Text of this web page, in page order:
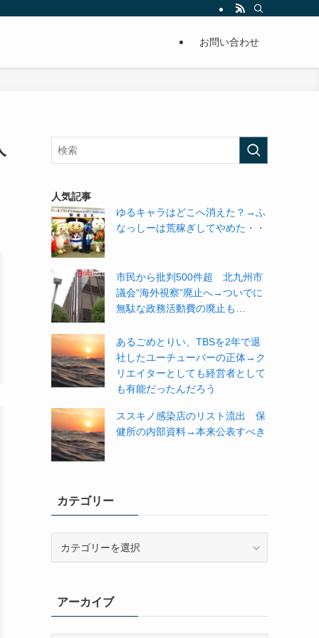
痩せることが出来るように分かりやすくまとめています。
お問い合わせ
人気記事
ゆるキャラはどこへ消えた？→ふ
なっしーは荒稼ぎしてやめた・・
市民から批判500件超 北九州市
議会“海外視察”廃止へ→ついでに
無駄な政務活動費の廃止も…
あるごめとりい、TBSを2年で退
社したユーチューバーの正体→ク
リエイターとしても経営者として
も有能だったんだろう
ススキノ感染店のリスト流出 保
健所の内部資料→本来公表すべき
カテゴリー
ーアーカイブ